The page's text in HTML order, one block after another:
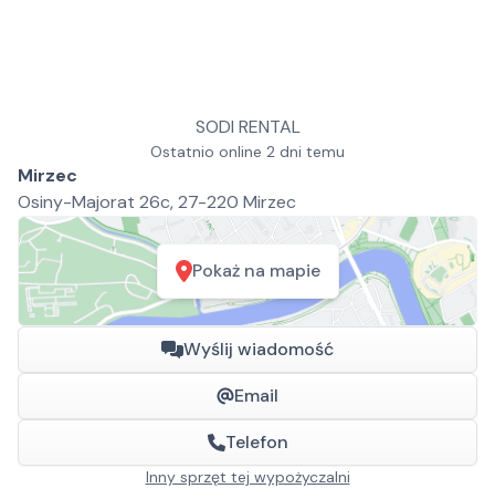
SODI RENTAL
Ostatnio online 2 dni temu
Mirzec
Osiny-Majorat 26c, 27-220 Mirzec
Pokaż na mapie
Wyślij wiadomość
Email
Telefon
Inny sprzęt tej wypożyczalni